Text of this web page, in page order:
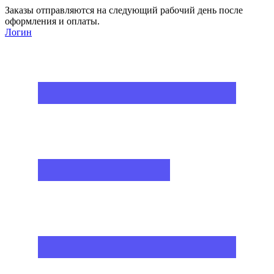
Заказы отправляются на следующий рабочий день после
оформления и оплаты.
Логин